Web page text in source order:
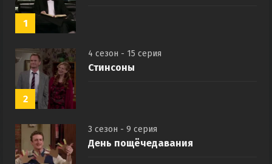
1
2
4 сезон - 15 серия
Стинсоны
3 сезон - 9 серия
День пощёчедавания